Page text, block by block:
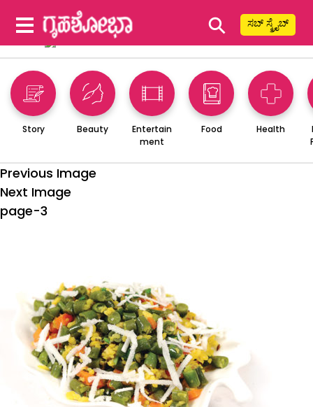
⚲ ಸಬ್ ಸ್ಕ್ರೈಬ್
Story Beauty
Entertain
ment
Food Health
Previous Image
Next Image
page-3